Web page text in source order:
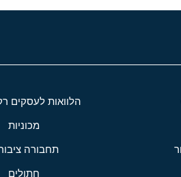
הלוואות לעסקים
מכוניות
תחבורה
חתולים